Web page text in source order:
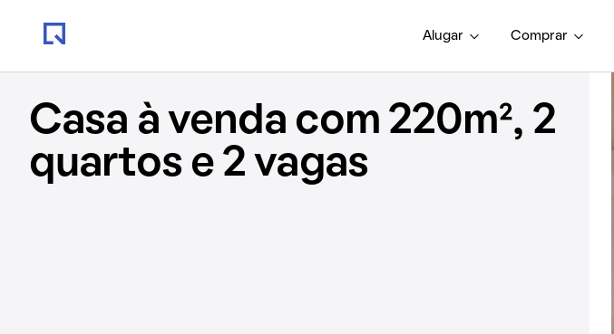
Alugar Comprar
Casa à venda com 220m², 2
quartos e 2 vagas